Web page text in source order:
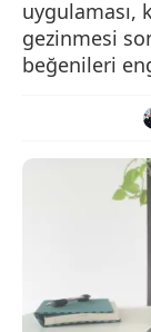
uygulaması,
gezinmesi
beğenileri